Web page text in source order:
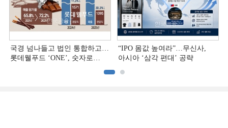
국경 넘나들고 법인 통합하고…
롯데웰푸드 ‘ONE’, 숫자로
“IPO 몸값 높여라”…무신사,
아시아 ‘삼각 편대’ 공략